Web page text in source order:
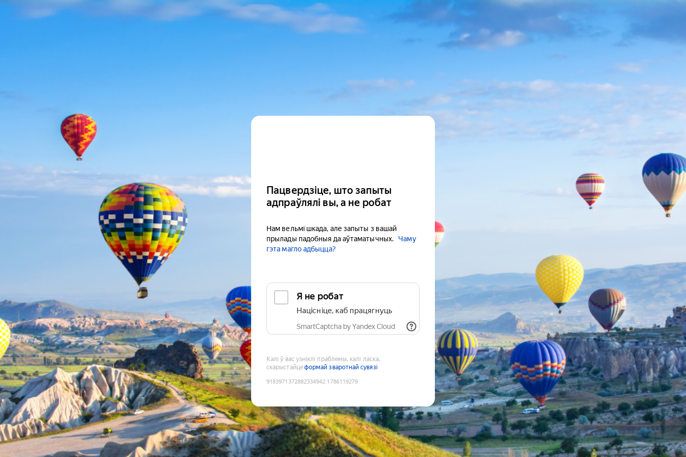
Пацвердзіце, што запыты
адпраўлялі вы, а не робат
Нам вельмі шкада, але запыты з вашай
прылады падобныя да аўтаматычных.
Чаму
гэта магло адбыцца?
Я не робат
Націсніце, каб працягнуць
SmartCaptcha by Yandex Cloud
Калі ў вас узніклі праблемы, калі ласка,
скарыстайцеформай зваротнай сувязі
9183971372882334942:1786119279